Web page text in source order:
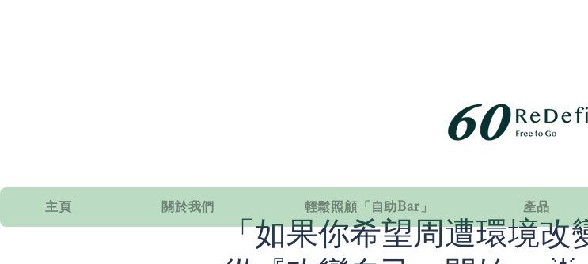
「如果你希望周遭環境改
主頁 關於我們 輕鬆照顧「自助Bar」 產品